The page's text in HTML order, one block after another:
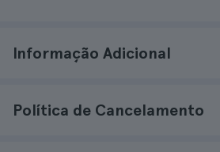
Informação Adicional
Política de Cancelamento